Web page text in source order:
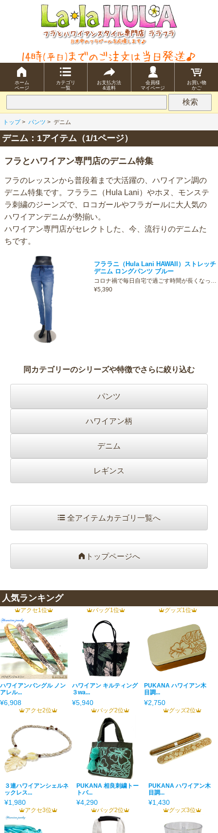
ホーム
ページ
カテゴリ
一覧
お支払方法
&送料
会員様
マイページ
お買い物
かご
トップ> パンツ > デニム
デニム：1アイテム（1/1ページ）
フラとハワイアン専門店のデニム特集
フラのレッスンから普段着まで大活躍の、ハワイアン調の
デニム特集です。フララニ（Hula Lani）やホヌ、モンステ
ラ刺繍のジーンズで、ロコガールやフラガールに大人気の
ハワイアンデニムが勢揃い。
ハワイアン専門店がセレクトした、今、流行りのデニムた
ちです。
フララニ（Hula Lani HAWAII）ストレッチ
デニム ロングパンツ ブルー
コロナ禍で毎日自宅で過ごす時間が長くなっ…
¥5,390
同カテゴリーのシリーズや特徴でさらに絞り込む
パンツ
ハワイアン柄
デニム
レギンス
全アイテムカテゴリ一覧へ
トップページへ
人気ランキング
アクセ1位
ハワイアンバングル ノン
アレル...
¥6,908
バッグ1位
ハワイアン キルティング
３wa...
¥5,940
グッズ1位
PUKANA ハワイアン木
目調...
¥2,750
アクセ2位
３連ハワイアンシェルネ
ックレス...
¥1,980
バッグ2位
PUKANA 相良刺繍トー
トバ...
¥4,290
グッズ2位
PUKANA ハワイアン木
目調...
¥1,430
アクセ3位 バッグ2位 グッズ3位